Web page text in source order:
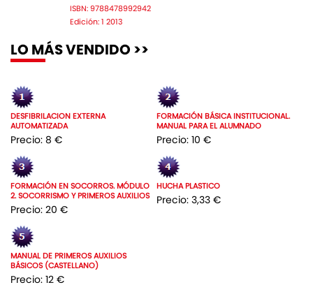
ISBN: 9788478992942
Edición: 1 2013
LO MÁS VENDIDO >>
DESFIBRILACION EXTERNA
AUTOMATIZADA
Precio: 8 €
FORMACIÓN BÁSICA INSTITUCIONAL.
MANUAL PARA EL ALUMNADO
Precio: 10 €
FORMACIÓN EN SOCORROS. MÓDULO
2. SOCORRISMO Y PRIMEROS AUXILIOS
Precio: 20 €
HUCHA PLASTICO
Precio: 3,33 €
MANUAL DE PRIMEROS AUXILIOS
BÁSICOS (CASTELLANO)
Precio: 12 €